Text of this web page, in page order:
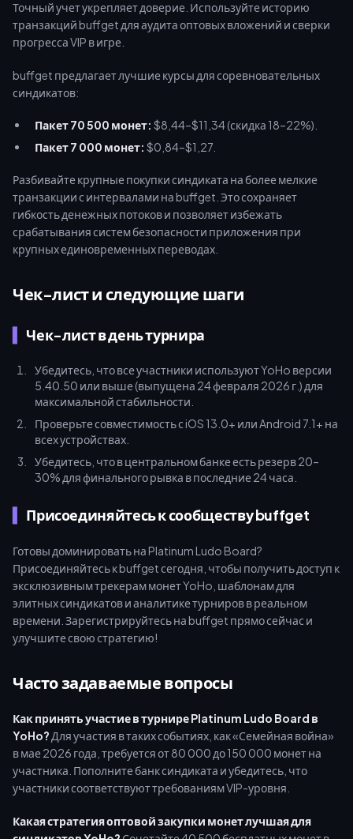
Точный учет укрепляет доверие. Используйте историю
транзакций buffget для аудита оптовых вложений и сверки
прогресса VIP в игре.
buffget предлагает лучшие курсы для соревновательных
синдикатов:
Пакет 70 500 монет: $8,44–$11,34 (скидка 18–22%).
Пакет 7 000 монет: $0,84–$1,27.
Разбивайте крупные покупки синдиката на более мелкие
транзакции с интервалами на buffget. Это сохраняет
гибкость денежных потоков и позволяет избежать
срабатывания систем безопасности приложения при
крупных единовременных переводах.
Чек-лист и следующие шаги
Чек-лист в день турнира
Убедитесь, что все участники используют YoHo версии
5.40.50 или выше (выпущена 24 февраля 2026 г.) для
максимальной стабильности.
Проверьте совместимость с iOS 13.0+ или Android 7.1+ на
всех устройствах.
Убедитесь, что в центральном банке есть резерв 20–
30% для финального рывка в последние 24 часа.
Присоединяйтесь к сообществу buffget
Готовы доминировать на Platinum Ludo Board?
Присоединяйтесь к buffget сегодня, чтобы получить доступ к
эксклюзивным трекерам монет YoHo, шаблонам для
элитных синдикатов и аналитике турниров в реальном
времени. Зарегистрируйтесь на buffget прямо сейчас и
улучшите свою стратегию!
Часто задаваемые вопросы
Как принять участие в турнире Platinum Ludo Board в
YoHo? Для участия в таких событиях, как «Семейная война»
в мае 2026 года, требуется от 80 000 до 150 000 монет на
участника. Пополните банк синдиката и убедитесь, что
участники соответствуют требованиям VIP-уровня.
Какая стратегия оптовой закупки монет лучшая для